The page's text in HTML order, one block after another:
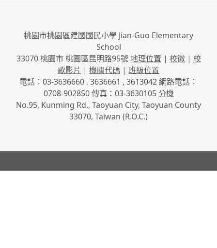
桃園市桃園區建國國民小學 Jian-Guo Elementary
School
33070 桃園市 桃園區昆明路95號地理位置 | 校徽| 校
歌影片 | 機關代碼 | 班級位置
電話：03-3636660 , 3636661 , 3613042 網路電話：
0708-902850 傳真：03-3630105分機
No.95, Kunming Rd., Taoyuan City, Taoyuan County
33070, Taiwan (R.O.C.)